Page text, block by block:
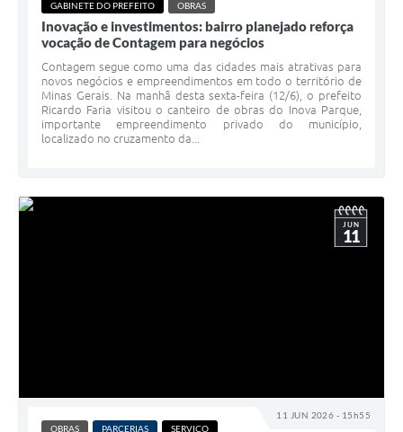
GABINETE DO PREFEITO
OBRAS
Inovação e investimentos: bairro planejado reforça
vocação de Contagem para negócios
Contagem segue como uma das cidades mais atrativas para
novos negócios e empreendimentos em todo o território de
Minas Gerais. Na manhã desta sexta-feira (12/6), o prefeito
Ricardo Faria visitou o canteiro de obras do Inova Parque,
importante empreendimento privado do município,
localizado no cruzamento da...
11 JUN 2026 - 15h55
JUN
11
OBRAS PARCERIAS SERVIÇO